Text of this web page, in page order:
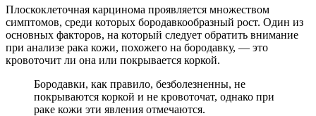
Плоскоклеточная карцинома проявляется множеством
симптомов, среди которых бородавкообразный рост. Один из
основных факторов, на который следует обратить внимание
при анализе рака кожи, похожего на бородавку, — это
кровоточит ли она или покрывается коркой.
Бородавки, как правило, безболезненны, не
покрываются коркой и не кровоточат, однако при
раке кожи эти явления отмечаются.